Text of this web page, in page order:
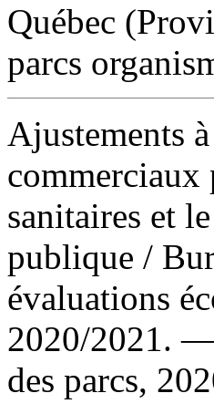
Québec
parcs
Ajustements
commerciaux
sanitaires et
publique /
évaluations
2020/2021. —
des parcs,